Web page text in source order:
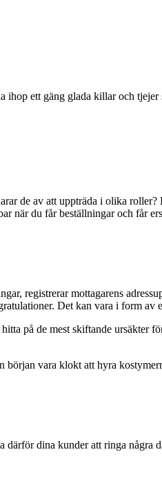
ihop ett gäng glada killar och
de av att uppträda i olika
när du får beställningar och får
registrerar mottagarens
Det kan vara i form
på de mest skiftande
vara klokt att hyra
dina kunder att ringa